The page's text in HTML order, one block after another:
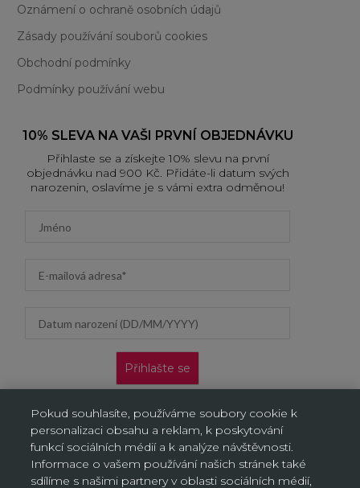
Oznámení o ochraně osobních údajů
Zásady používání souborů cookies
Obchodní podmínky
Podmínky používání webu
10% SLEVA NA VAŠI PRVNÍ OBJEDNÁVKU
Přihlaste se a získejte 10% slevu na první
objednávku nad 900 Kč. Přidáte-li datum svých
narozenin, oslavíme je s vámi extra odměnou!
Přihlašte se
objednávku. Vztahuje se jen na doručení na adresu a výdejní
místa, neplatí na objednávky doručované AL/AG. Kliknutím na
„Přihlásit se“ potvrzujete, že jste si přečetli Oznámení o ochraně
osobních údajů a souhlasíte s ním.
Pokud souhlasíte, používáme soubory cookie k
personalizaci obsahu a reklam, k poskytování
funkcí sociálních médií a k analýze návštěvnosti.
Informace o vašem používání našich stránek také
sdílíme s našimi partnery v oblasti sociálních médií,